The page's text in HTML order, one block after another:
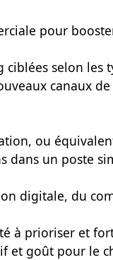
pour
selon les
canaux
ou
dans un poste
digitale, du
à prioriser et
et goût pour le